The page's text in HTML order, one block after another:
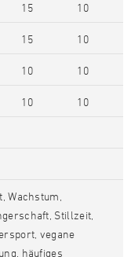
15 10
15 10
10 10
10 10
Wachstum,
Stillzeit,
vegane
häufiges